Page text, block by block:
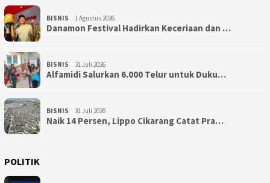
BISNIS 1 Agustus 2026
Danamon Festival Hadirkan Keceriaan dan …
BISNIS 31 Juli 2026
Alfamidi Salurkan 6.000 Telur untuk Duku…
BISNIS 31 Juli 2026
Naik 14 Persen, Lippo Cikarang Catat Pra…
POLITIK